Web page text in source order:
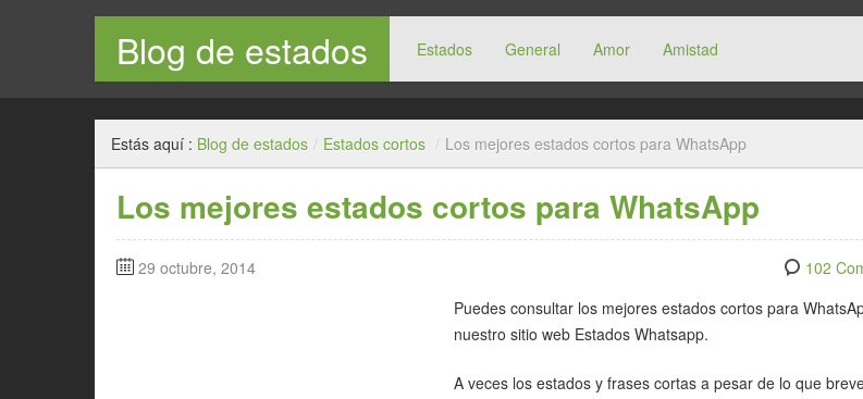
Blog de estados Estados General Amor Amistad
Estás aquí : Blog de estados / Estados cortos / Los mejores estados cortos para WhatsApp
Los mejores estados cortos para WhatsApp
29 octubre, 2014
102
Puedes consultar los mejores estados cortos para
nuestro sitio web Estados Whatsapp.
A veces los estados y frases cortas a pesar de lo que